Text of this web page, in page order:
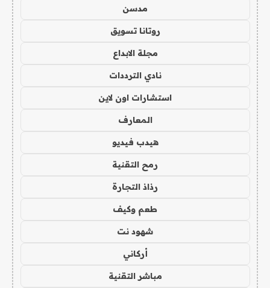
مدسن
روتانا تسويق
مجلة الابداع
نادي الترددات
استشارات اون لاين
المعارف
هيدب فيديو
رمح التقنية
رذاذ التجارة
طعم وكيف
شهود نت
أركاني
مباشر التقنية